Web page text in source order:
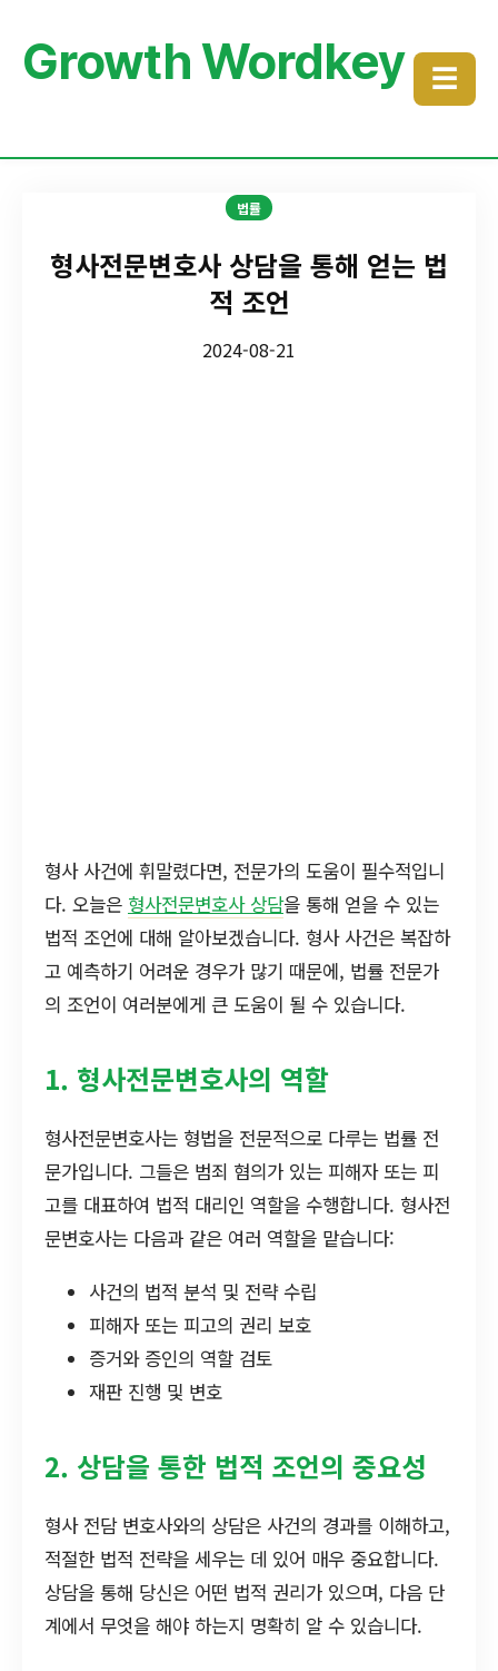
Growth Wordkey ☰
법률
형사전문변호사 상담을 통해 얻는 법
적 조언
2024-08-21
형사 사건에 휘말렸다면, 전문가의 도움이 필수적입니
다. 오늘은 형사전문변호사 상담을 통해 얻을 수 있는
법적 조언에 대해 알아보겠습니다. 형사 사건은 복잡하
고 예측하기 어려운 경우가 많기 때문에, 법률 전문가
의 조언이 여러분에게 큰 도움이 될 수 있습니다.
1. 형사전문변호사의 역할
형사전문변호사는 형법을 전문적으로 다루는 법률 전
문가입니다. 그들은 범죄 혐의가 있는 피해자 또는 피
고를 대표하여 법적 대리인 역할을 수행합니다. 형사전
문변호사는 다음과 같은 여러 역할을 맡습니다:
사건의 법적 분석 및 전략 수립
피해자 또는 피고의 권리 보호
증거와 증인의 역할 검토
재판 진행 및 변호
2. 상담을 통한 법적 조언의 중요성
형사 전담 변호사와의 상담은 사건의 경과를 이해하고,
적절한 법적 전략을 세우는 데 있어 매우 중요합니다.
상담을 통해 당신은 어떤 법적 권리가 있으며, 다음 단
계에서 무엇을 해야 하는지 명확히 알 수 있습니다.